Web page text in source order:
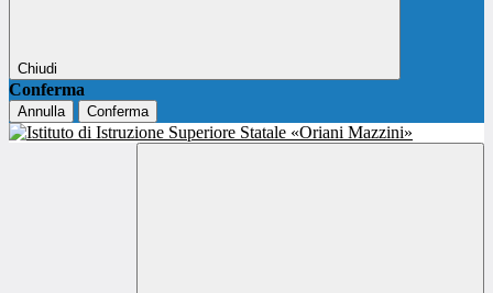
Chiudi
Conferma
Annulla Conferma